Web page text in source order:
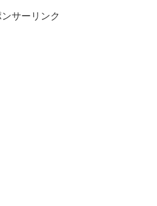
サーリンク